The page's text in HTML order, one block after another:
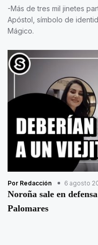
-Más de tres mil jinetes
Apóstol, símbolo de
Mágico.
Por Redacción 6 agosto
Noroña sale en
Palomares